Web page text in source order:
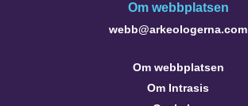
Om webbplatsen
webb@arkeologerna.com
Om webbplatsen
Om Intrasis